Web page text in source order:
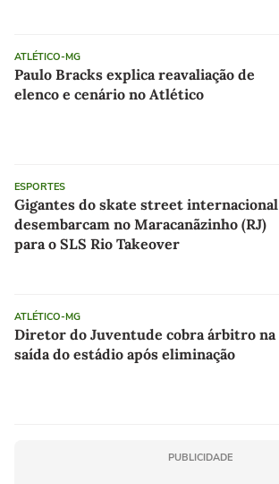
ATLÉTICO-MG
Paulo Bracks explica reavaliação de
elenco e cenário no Atlético
ESPORTES
Gigantes do skate street internacional
desembarcam no Maracanãzinho (RJ)
para o SLS Rio Takeover
ATLÉTICO-MG
Diretor do Juventude cobra árbitro na
saída do estádio após eliminação
PUBLICIDADE